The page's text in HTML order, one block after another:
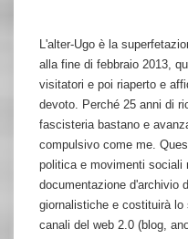
L'alter-Ugo è la
alla fine di febbraio 2013,
visitatori e poi riaperto e
devoto. Perché 25 anni di
fascisteria bastano e
compulsivo come me.
politica e movimenti sociali
documentazione d'archivio
giornalistiche e costituirà
canali del web 2.0 (blog,